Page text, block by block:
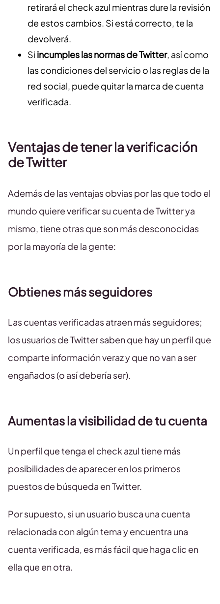
retirará el check azul mientras dure la revisión
de estos cambios. Si está correcto, te la
devolverá.
Si incumples las normas de Twitter, así como
las condiciones del servicio o las reglas de la
red social, puede quitar la marca de cuenta
verificada.
Ventajas de tener la verificación
de Twitter
Además de las ventajas obvias por las que todo el
mundo quiere verificar su cuenta de Twitter ya
mismo, tiene otras que son más desconocidas
por la mayoría de la gente:
Obtienes más seguidores
Las cuentas verificadas atraen más seguidores;
los usuarios de Twitter saben que hay un perfil que
comparte información veraz y que no van a ser
engañados (o así debería ser).
Aumentas la visibilidad de tu cuenta
Un perfil que tenga el check azul tiene más
posibilidades de aparecer en los primeros
puestos de búsqueda en Twitter.
Por supuesto, si un usuario busca una cuenta
relacionada con algún tema y encuentra una
cuenta verificada, es más fácil que haga clic en
ella que en otra.